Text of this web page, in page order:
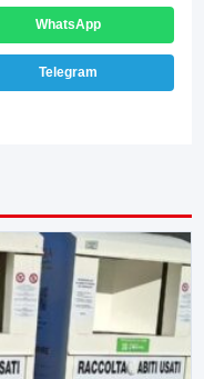
WhatsApp
Telegram